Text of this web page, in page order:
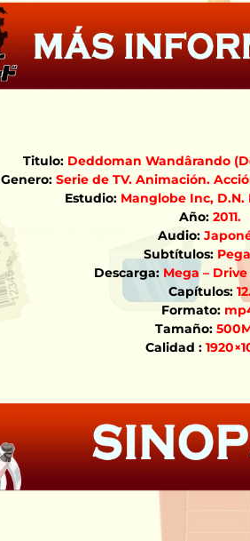
Titulo: Deddoman Wandârando
Genero: Serie de TV. Animación.
Estudio: Manglobe Inc, D.N.
Año: 2011.
Audio:
Subtítulos:
Descarga: Mega –
Capítulos:
Formato:
Tamaño:
Calidad :